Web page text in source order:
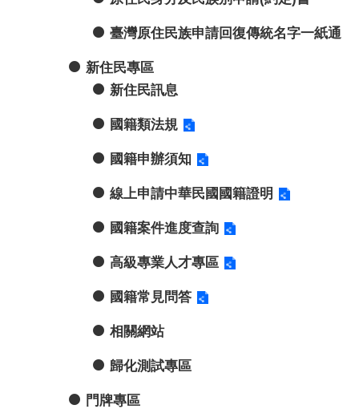
臺灣原住民族申請回復傳統名字一紙通
新住民專區
新住民訊息
國籍類法規
國籍申辦須知
線上申請中華民國國籍證明
國籍案件進度查詢
高級專業人才專區
國籍常見問答
相關網站
歸化測試專區
門牌專區